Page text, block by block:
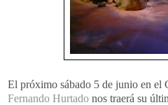
El próximo sábado 5 de junio en el
Fernando Hurtado nos traerá su